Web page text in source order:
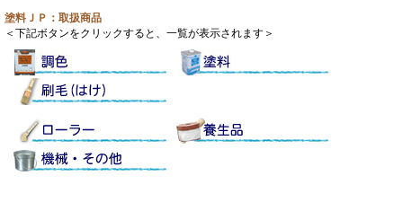
塗料ＪＰ：取扱商品
＜下記ボタンをクリックすると、一覧が表示されます＞